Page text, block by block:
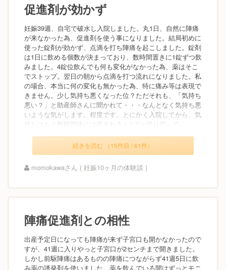
促進剤が効かず
妊娠39週、自宅で破水し入院しました。丸1日、自然に陣痛
が来なかった為、促進剤を使う事になりました。結局初めに
使った錠剤が効かず、点滴を打ち陣痛を起こしました。錠剤
は1日に飲める個数が決まっており、数時間置きに1錠ずつ飲
みました。4錠位飲んでも何も変化がなかった為、薬はそこ
でストップ。翌日の朝から点滴を打つ流れになりました。私
の場合、本当に何の変化も無かった為、特に痛み等は表現で
きません。少し気持ち悪くなった位？ただそれも、「気持ち
悪い？」と助産師さんに聞かれて・・・なんとなく気持ち悪
いような気がします。程度です。とにかく入院してから、気
持ちはもう数時間後には産まれるんだ!!と張り切って...
続きを読む （15件目 / 61件）
momokawaさん ( 妊娠10ヶ月の体験談 )
陣痛促進剤との相性
出産予定日になっても陣痛が来ず子宮口も開かなかったので
すが、41週に入りやっと子宮口が2センチまで開きました。
しかし前駆陣痛はあるものの陣痛につながらず41週5日に飲
み薬の誘発剤を使いました。薬を飲んでいる間はずっとモニ